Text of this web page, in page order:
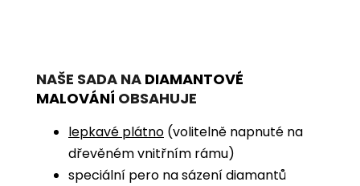
NAŠE SADA NA DIAMANTOVÉ
MALOVÁNÍ OBSAHUJE
lepkavé plátno (volitelně napnuté na
dřevěném vnitřním rámu)
speciální pero na sázení diamantů